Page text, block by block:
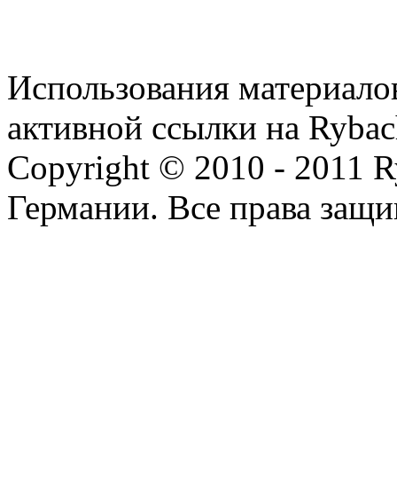
Использования
активной ссылки на
Copyright © 2010 - 2011
Германии. Все права